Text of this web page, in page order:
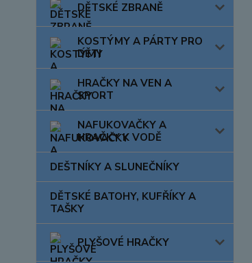
DĚTSKÉ ZBRANĚ
KOSTÝMY A PÁRTY PRO
DĚTI
HRAČKY NA VEN A
SPORT
NAFUKOVAČKY A
HRAČKY K VODĚ
DEŠTNÍKY A SLUNEČNÍKY
DĚTSKÉ BATOHY, KUFŘÍKY A
TAŠKY
PLYŠOVÉ HRAČKY